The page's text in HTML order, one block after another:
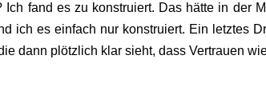
fand es zu konstruiert. Das hätte in der
ich es einfach nur konstruiert. Ein letztes
dann plötzlich klar sieht, dass Vertrauen